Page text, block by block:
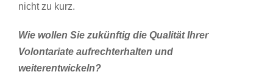
nicht zu kurz.
Wie wollen Sie zukünftig die Qualität Ihrer
Volontariate aufrechterhalten und
weiterentwickeln?